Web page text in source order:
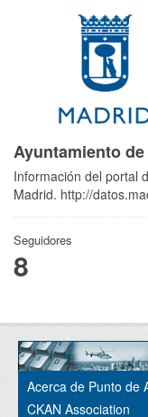
Ayuntamiento
Información del portal
Madrid. http://
Seguidores
8
Acerca de Punto de
CKAN Association